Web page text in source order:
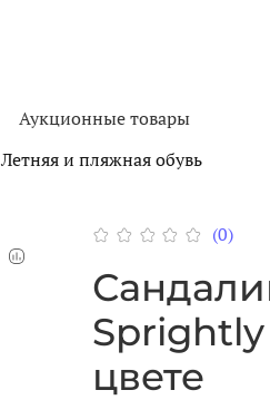
Аукционные товары
Летняя и пляжная обувь
(0)
цвете